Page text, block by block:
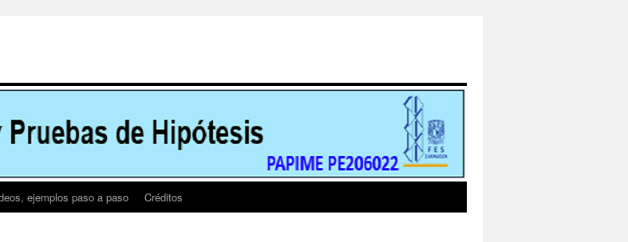
ejemplos paso a paso Créditos